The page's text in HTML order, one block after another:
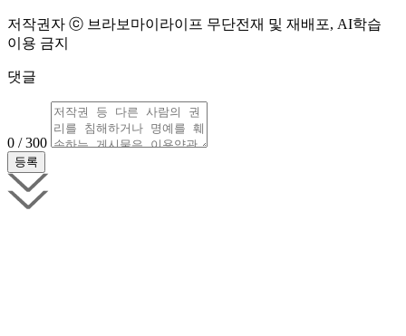
저작권자 ⓒ 브라보마이라이프 무단전재 및 재배포, AI학습
이용 금지
댓글
0 / 300